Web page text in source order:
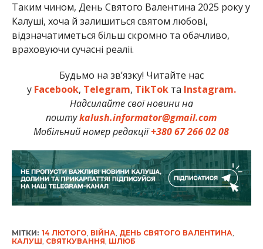
Таким чином, День Святого Валентина 2025 року у
Калуші, хоча й залишиться святом любові,
відзначатиметься більш скромно та обачливо,
враховуючи сучасні реалії.
Будьмо на зв’язку! Читайте нас
у Facebook, Telegram, TikTokта Instagram.
Надсилайте свої новини на
поштуkalush.informator@gmail.com
Мобільний номер редакції+380 67 266 02 08
МІТКИ: 14 ЛЮТОГО, ВІЙНА, ДЕНЬ СВЯТОГО ВАЛЕНТИНА,
КАЛУШ, СВЯТКУВАННЯ, ШЛЮБ